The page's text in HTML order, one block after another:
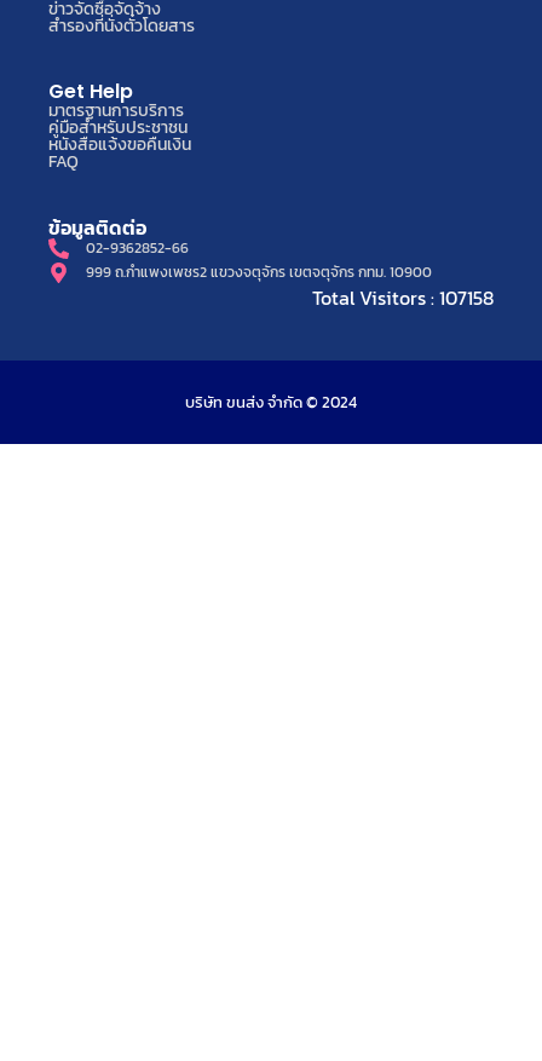
ข่าวจัดซื้อจัดจ้าง
สำรองที่นั่งตั๋วโดยสาร
Get Help
มาตรฐานการบริการ
คู่มือสำหรับประชาชน
หนังสือแจ้งขอคืนเงิน
FAQ
ข้อมูลติดต่อ
02-9362852-66
999 ถ.กำแพงเพชร2 แขวงจตุจักร เขตจตุจักร กทม. 10900
Total Visitors : 107158
บริษัท ขนส่ง จำกัด © 2024